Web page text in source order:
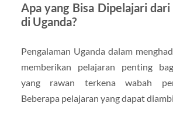
Apa yang Bisa Dipelajari dari
di Uganda?
Pengalaman Uganda dalam
memberikan pelajaran penting
yang rawan terkena wabah
Beberapa pelajaran yang dapat